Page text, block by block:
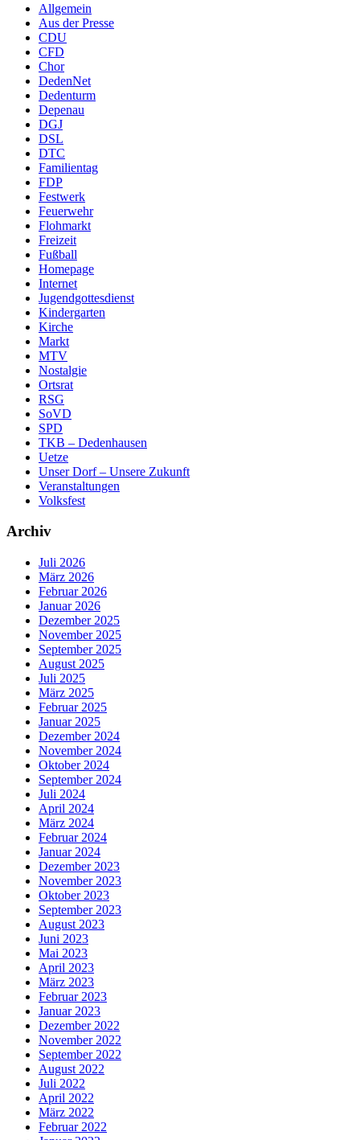
Allgemein
Aus der Presse
CDU
CFD
Chor
DedenNet
Dedenturm
Depenau
DGJ
DSL
DTC
Familientag
FDP
Festwerk
Feuerwehr
Flohmarkt
Freizeit
Fußball
Homepage
Internet
Jugendgottesdienst
Kindergarten
Kirche
Markt
MTV
Nostalgie
Ortsrat
RSG
SoVD
SPD
TKB – Dedenhausen
Uetze
Unser Dorf – Unsere Zukunft
Veranstaltungen
Volksfest
Archiv
Juli 2026
März 2026
Februar 2026
Januar 2026
Dezember 2025
November 2025
September 2025
August 2025
Juli 2025
März 2025
Februar 2025
Januar 2025
Dezember 2024
November 2024
Oktober 2024
September 2024
Juli 2024
April 2024
März 2024
Februar 2024
Januar 2024
Dezember 2023
November 2023
Oktober 2023
September 2023
August 2023
Juni 2023
Mai 2023
April 2023
März 2023
Februar 2023
Januar 2023
Dezember 2022
November 2022
September 2022
August 2022
Juli 2022
April 2022
März 2022
Februar 2022